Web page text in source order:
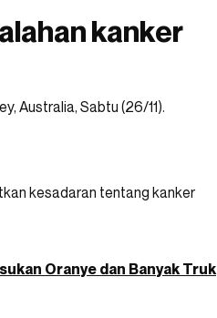
kanker
Australia, Sabtu (26/11).
kesadaran tentang kanker
Oranye dan Banyak Truk